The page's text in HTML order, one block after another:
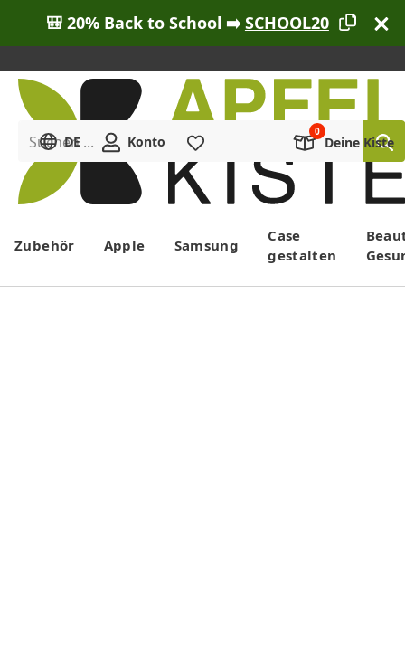
🎒 20% Back to School ➡️SCHOOL20
Menü
Suchen ...
DE Konto Deine Kiste
Zubehör Apple Samsung
Case
gestalten